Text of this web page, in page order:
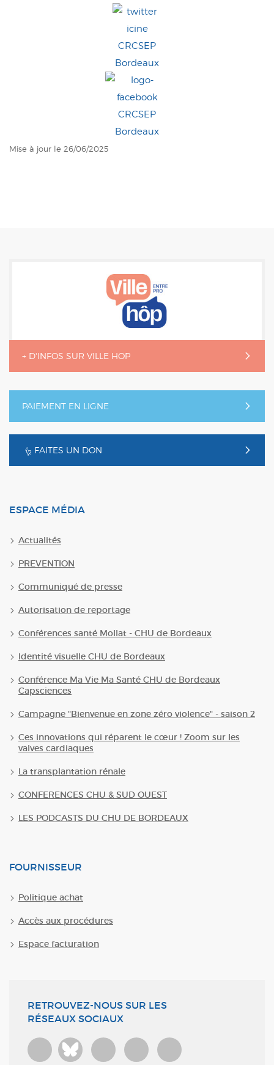
Mise à jour le 26/06/2025
+ D'INFOS SUR VILLE HOP
PAIEMENT EN LIGNE
FAITES UN DON
ESPACE MÉDIA
Actualités
PREVENTION
Communiqué de presse
Autorisation de reportage
Conférences santé Mollat - CHU de Bordeaux
Identité visuelle CHU de Bordeaux
Conférence Ma Vie Ma Santé CHU de Bordeaux
Capsciences
Campagne "Bienvenue en zone zéro violence" - saison 2
Ces innovations qui réparent le cœur ! Zoom sur les
valves cardiaques
La transplantation rénale
CONFERENCES CHU & SUD OUEST
LES PODCASTS DU CHU DE BORDEAUX
FOURNISSEUR
Politique achat
Accès aux procédures
Espace facturation
RETROUVEZ-NOUS SUR LES
RÉSEAUX SOCIAUX
Bluesky